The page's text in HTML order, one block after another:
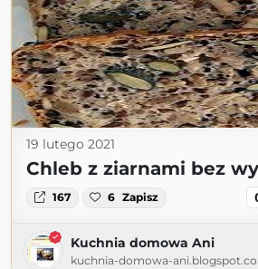
19 lutego 2021
Chleb z ziarnami bez
167 6 Zapisz
Kuchnia domowa Ani
kuchnia-domowa-